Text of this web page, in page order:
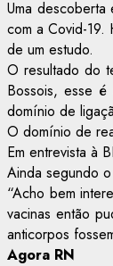
Uma
com a Covid-
de um estudo.
O resultado do
Bossois, esse
domínio de
O domínio de
Em entrevista à
Ainda segundo
“Acho bem
vacinas então
anticorpos
Agora RN